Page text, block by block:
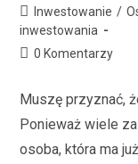
Inwestowanie /
inwestowania
0 Komentarzy
Muszę przyznać,
Ponieważ wiele
osoba, która ma